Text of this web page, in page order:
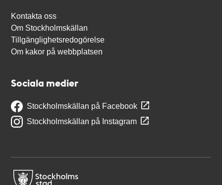
Kontakta oss
Om Stockholmskällan
Tillgänglighetsredogörelse
Om kakor på webbplatsen
Sociala medier
Stockholmskällan på Facebook
Stockholmskällan på Instagram